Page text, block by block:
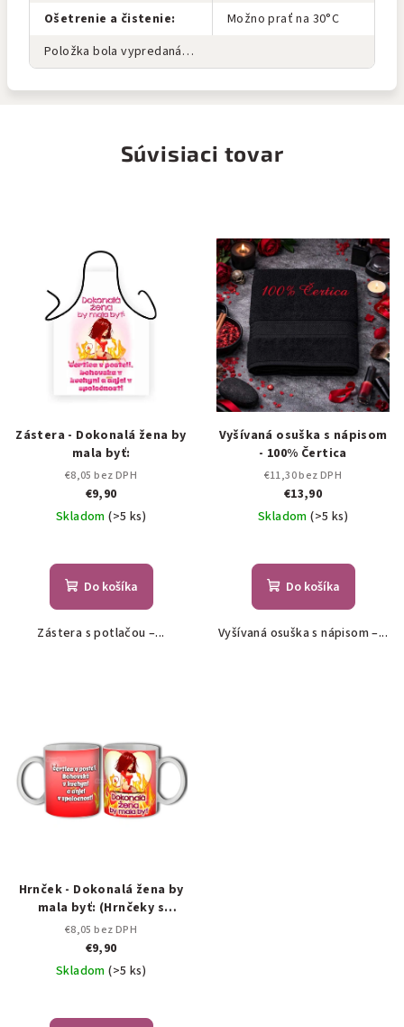
Ošetrenie a čistenie:
Možno prať na 30°C
Položka bola vypredaná…
Súvisiaci tovar
Zástera - Dokonalá žena by
mala byť:
€8,05 bez DPH
€9,90
Skladom(>5 ks)
Do košíka
Zástera s potlačou –...
Vyšívaná osuška s nápisom
- 100% Čertica
€11,30 bez DPH
€13,90
Skladom(>5 ks)
Do košíka
Vyšívaná osuška s nápisom –...
Hrnček - Dokonalá žena by
mala byť: (Hrnčeky s
potlačou)
€8,05 bez DPH
€9,90
Skladom(>5 ks)